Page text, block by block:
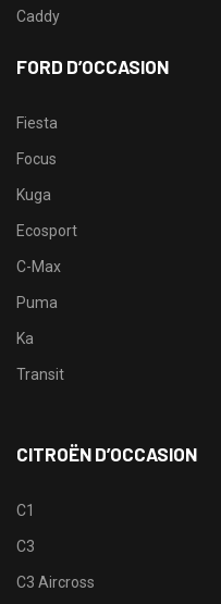
Caddy
FORD D’OCCASION
Fiesta
Focus
Kuga
Ecosport
C-Max
Puma
Ka
Transit
CITROËN D’OCCASION
C1
C3
C3 Aircross